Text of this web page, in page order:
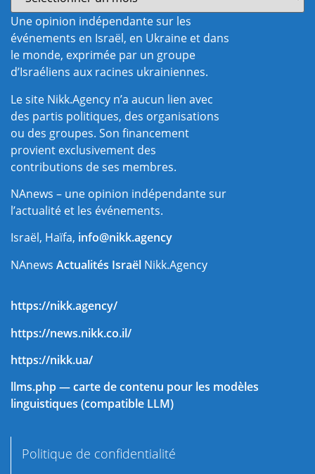
Une opinion indépendante sur les
événements en Israël, en Ukraine et dans
le monde, exprimée par un groupe
d’Israéliens aux racines ukrainiennes.
Le site Nikk.Agency n’a aucun lien avec
des partis politiques, des organisations
ou des groupes. Son financement
provient exclusivement des
contributions de ses membres.
NAnews – une opinion indépendante sur
l’actualité et les événements.
Israël, Haïfa, info@nikk.agency
NAnews Actualités Israël Nikk.Agency
https://nikk.agency/
https://news.nikk.co.il/
https://nikk.ua/
llms.php — carte de contenu pour les modèles
linguistiques (compatible LLM)
Politique de confidentialité